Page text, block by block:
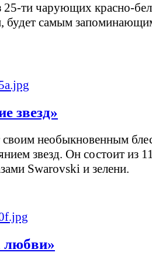
25-ти чарующих красно-
будет самым
звезд»
своим необыкновенным
звезд. Он состоит из
Swarovski и зелени.
любви»